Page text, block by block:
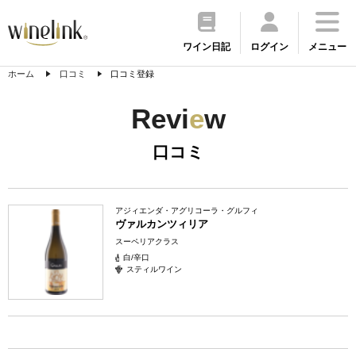
ワイン日記 ログイン メニュー
ホーム 口コミ 口コミ登録
Review
口コミ
アジィエンダ・アグリコーラ・グルフィ
ヴァルカンツィリア
スーペリアクラス
白/辛口
スティルワイン